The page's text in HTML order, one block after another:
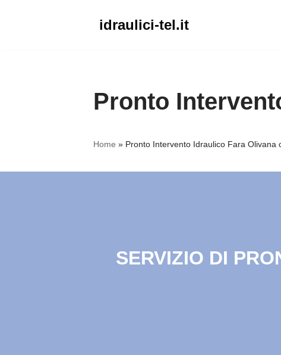
idraulici-tel.it
Home » Pronto Intervento Idraulico Fara Olivana
Pronto
SERVIZIO DI